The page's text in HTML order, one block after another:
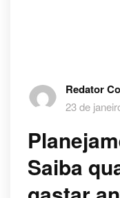
Redator
23 de
Saiba